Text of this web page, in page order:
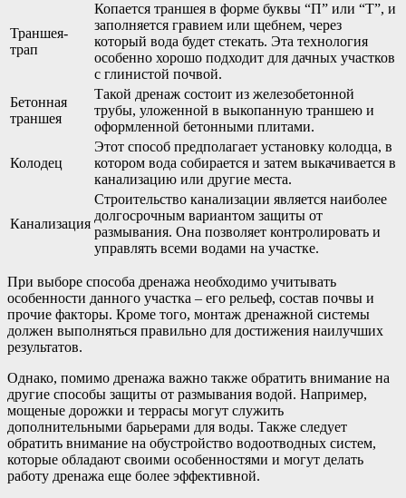
Траншея-
трап
Копается траншея в форме буквы “П” или “Т”, и
заполняется гравием или щебнем, через
который вода будет стекать. Эта технология
особенно хорошо подходит для дачных участков
с глинистой почвой.
Бетонная
траншея
Такой дренаж состоит из железобетонной
трубы, уложенной в выкопанную траншею и
оформленной бетонными плитами.
Колодец
Этот способ предполагает установку колодца, в
котором вода собирается и затем выкачивается в
канализацию или другие места.
Канализация
Строительство канализации является наиболее
долгосрочным вариантом защиты от
размывания. Она позволяет контролировать и
управлять всеми водами на участке.
При выборе способа дренажа необходимо учитывать
особенности данного участка – его рельеф, состав почвы и
прочие факторы. Кроме того, монтаж дренажной системы
должен выполняться правильно для достижения наилучших
результатов.
Однако, помимо дренажа важно также обратить внимание на
другие способы защиты от размывания водой. Например,
мощеные дорожки и террасы могут служить
дополнительными барьерами для воды. Также следует
обратить внимание на обустройство водоотводных систем,
которые обладают своими особенностями и могут делать
работу дренажа еще более эффективной.